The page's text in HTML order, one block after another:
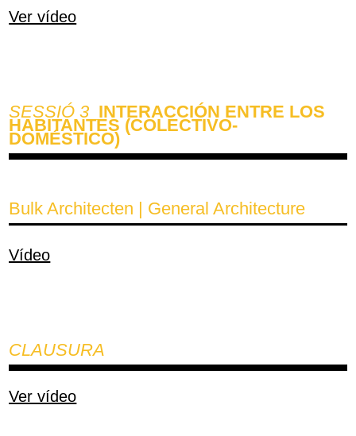
Ver vídeo
SESSIÓ 3 _INTERACCIÓN ENTRE LOS
HABITANTES (COLECTIVO-
DOMÉSTICO)
Bulk Architecten | General Architecture
Vídeo
CLAUSURA
Ver vídeo